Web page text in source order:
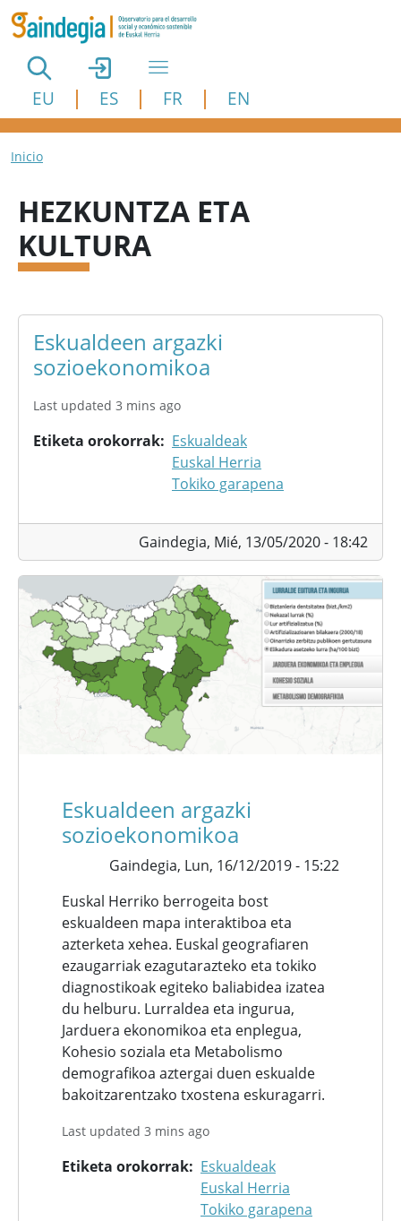
Pasar al contenido principal
EU ES FR EN
Ruta de navegación
Inicio
HEZKUNTZA ETA
KULTURA
Eskualdeen argazki
sozioekonomikoa
Last updated 3 mins ago
Etiketa orokorrak
Eskualdeak
Euskal Herria
Tokiko garapena
Gaindegia, Mié, 13/05/2020 - 18:42
Eskualdeen argazki
sozioekonomikoa
Gaindegia, Lun, 16/12/2019 - 15:22
Euskal Herriko berrogeita bost
eskualdeen mapa interaktiboa eta
azterketa xehea. Euskal geografiaren
ezaugarriak ezagutarazteko eta tokiko
diagnostikoak egiteko baliabidea izatea
du helburu. Lurraldea eta ingurua,
Jarduera ekonomikoa eta enplegua,
Kohesio soziala eta Metabolismo
demografikoa aztergai duen eskualde
bakoitzarentzako txostena eskuragarri.
Last updated 3 mins ago
Etiketa orokorrak
Eskualdeak
Euskal Herria
Tokiko garapena